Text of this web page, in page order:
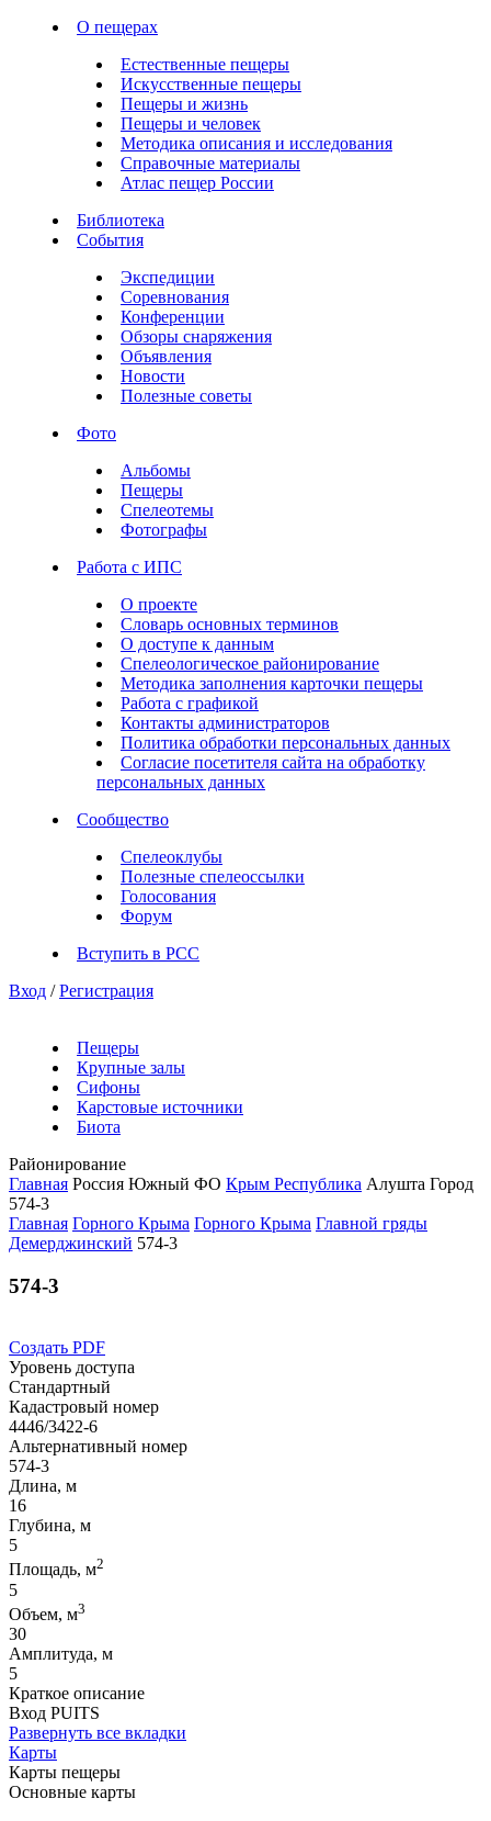
О пещерах
Естественные пещеры
Искусственные пещеры
Пещеры и жизнь
Пещеры и человек
Методика описания и исследования
Справочные материалы
Атлас пещер России
Библиотека
События
Экспедиции
Соревнования
Конференции
Обзоры снаряжения
Объявления
Новости
Полезные советы
Фото
Альбомы
Пещеры
Спелеотемы
Фотографы
Работа с ИПС
О проекте
Словарь основных терминов
О доступе к данным
Спелеологическое районирование
Методика заполнения карточки пещеры
Работа с графикой
Контакты администраторов
Политика обработки персональных данных
Согласие посетителя сайта на обработку
персональных данных
Сообщество
Спелеоклубы
Полезные спелеоссылки
Голосования
Форум
Вступить в РСС
Вход / Регистрация
Пещеры
Крупные залы
Сифоны
Карстовые источники
Биота
Районирование
Главная Россия Южный ФО Крым Республика Алушта Город
574-3
Главная Горного Крыма Горного Крыма Главной гряды
Демерджинский 574-3
574-3
Создать PDF
Уровень доступа
Стандартный
Кадастровый номер
4446/3422-6
Альтернативный номер
574-3
Длина, м
16
Глубина, м
5
Площадь, м2
5
Объем, м3
30
Амплитуда, м
5
Краткое описание
Вход PUITS
Развернуть все вкладки
Карты
Карты пещеры
Основные карты